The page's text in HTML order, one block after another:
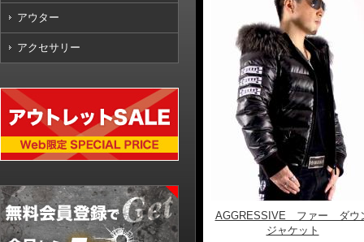
アウター
アクセサリー
AGGRESSIVE ファー ダウ
ジャケット